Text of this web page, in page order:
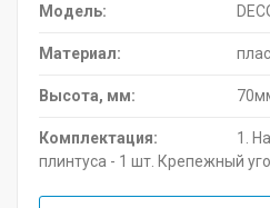
Модель:
Материал:
Высота, мм:
Комплектация:
1.
плинтуса - 1 шт. Крепежный